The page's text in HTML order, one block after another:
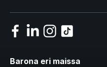
Barona eri maissa